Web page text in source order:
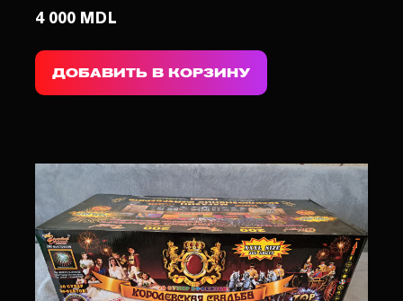
4 000 MDL
ДОБАВИТЬ В КОРЗИНУ